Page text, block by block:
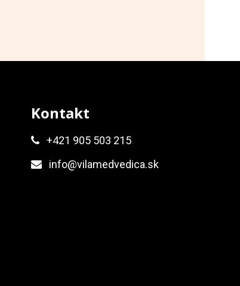
Kontakt
+421 905 503 215
info@vilamedvedica.sk